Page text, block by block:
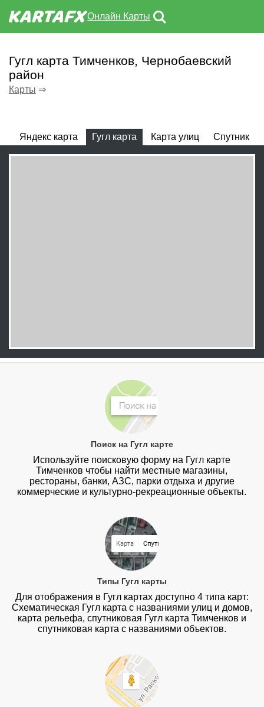
Онлайн Карты
Гугл карта Тимченков, Чернобаевский
район
Карты ⇒
Яндекс карта Гугл карта Карта улиц Спутник
Поиск на Гугл карте
Используйте поисковую форму на Гугл карте
Тимченков чтобы найти местные магазины,
рестораны, банки, АЗС, парки отдыха и другие
коммерческие и культурно-рекреационные объекты.
Типы Гугл карты
Для отображения в Гугл картах доступно 4 типа карт:
Схематическая Гугл карта с названиями улиц и домов,
карта рельефа, спутниковая Гугл карта Тимченков и
спутниковая карта с названиями объектов.